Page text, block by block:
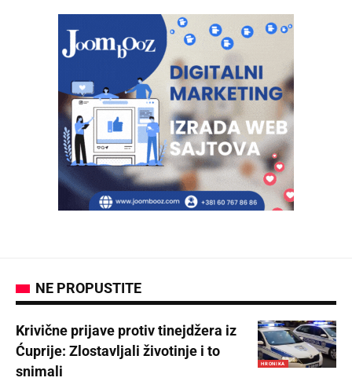
NE PROPUSTITE
HRONIKA
Krivične prijave protiv tinejdžera iz
Ćuprije: Zlostavljali životinje i to
snimali